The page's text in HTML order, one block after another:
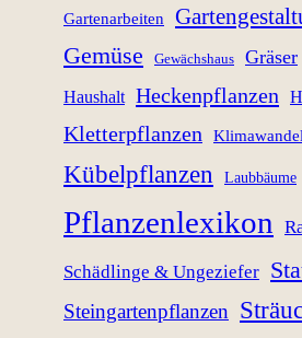
Gartenarbeiten
Gemüse Gewächshaus Gräser
Haushalt Heckenpflanzen
Kletterpflanzen Klimawandel
Kübelpflanzen Laubbäume
Pflanzenlexikon
Schädlinge & Ungeziefer
Steingartenpflanzen